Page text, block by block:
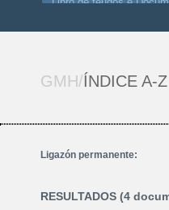
GMH/ÍNDICE A-Z
Ligazón permanente:
RESULTADOS (4